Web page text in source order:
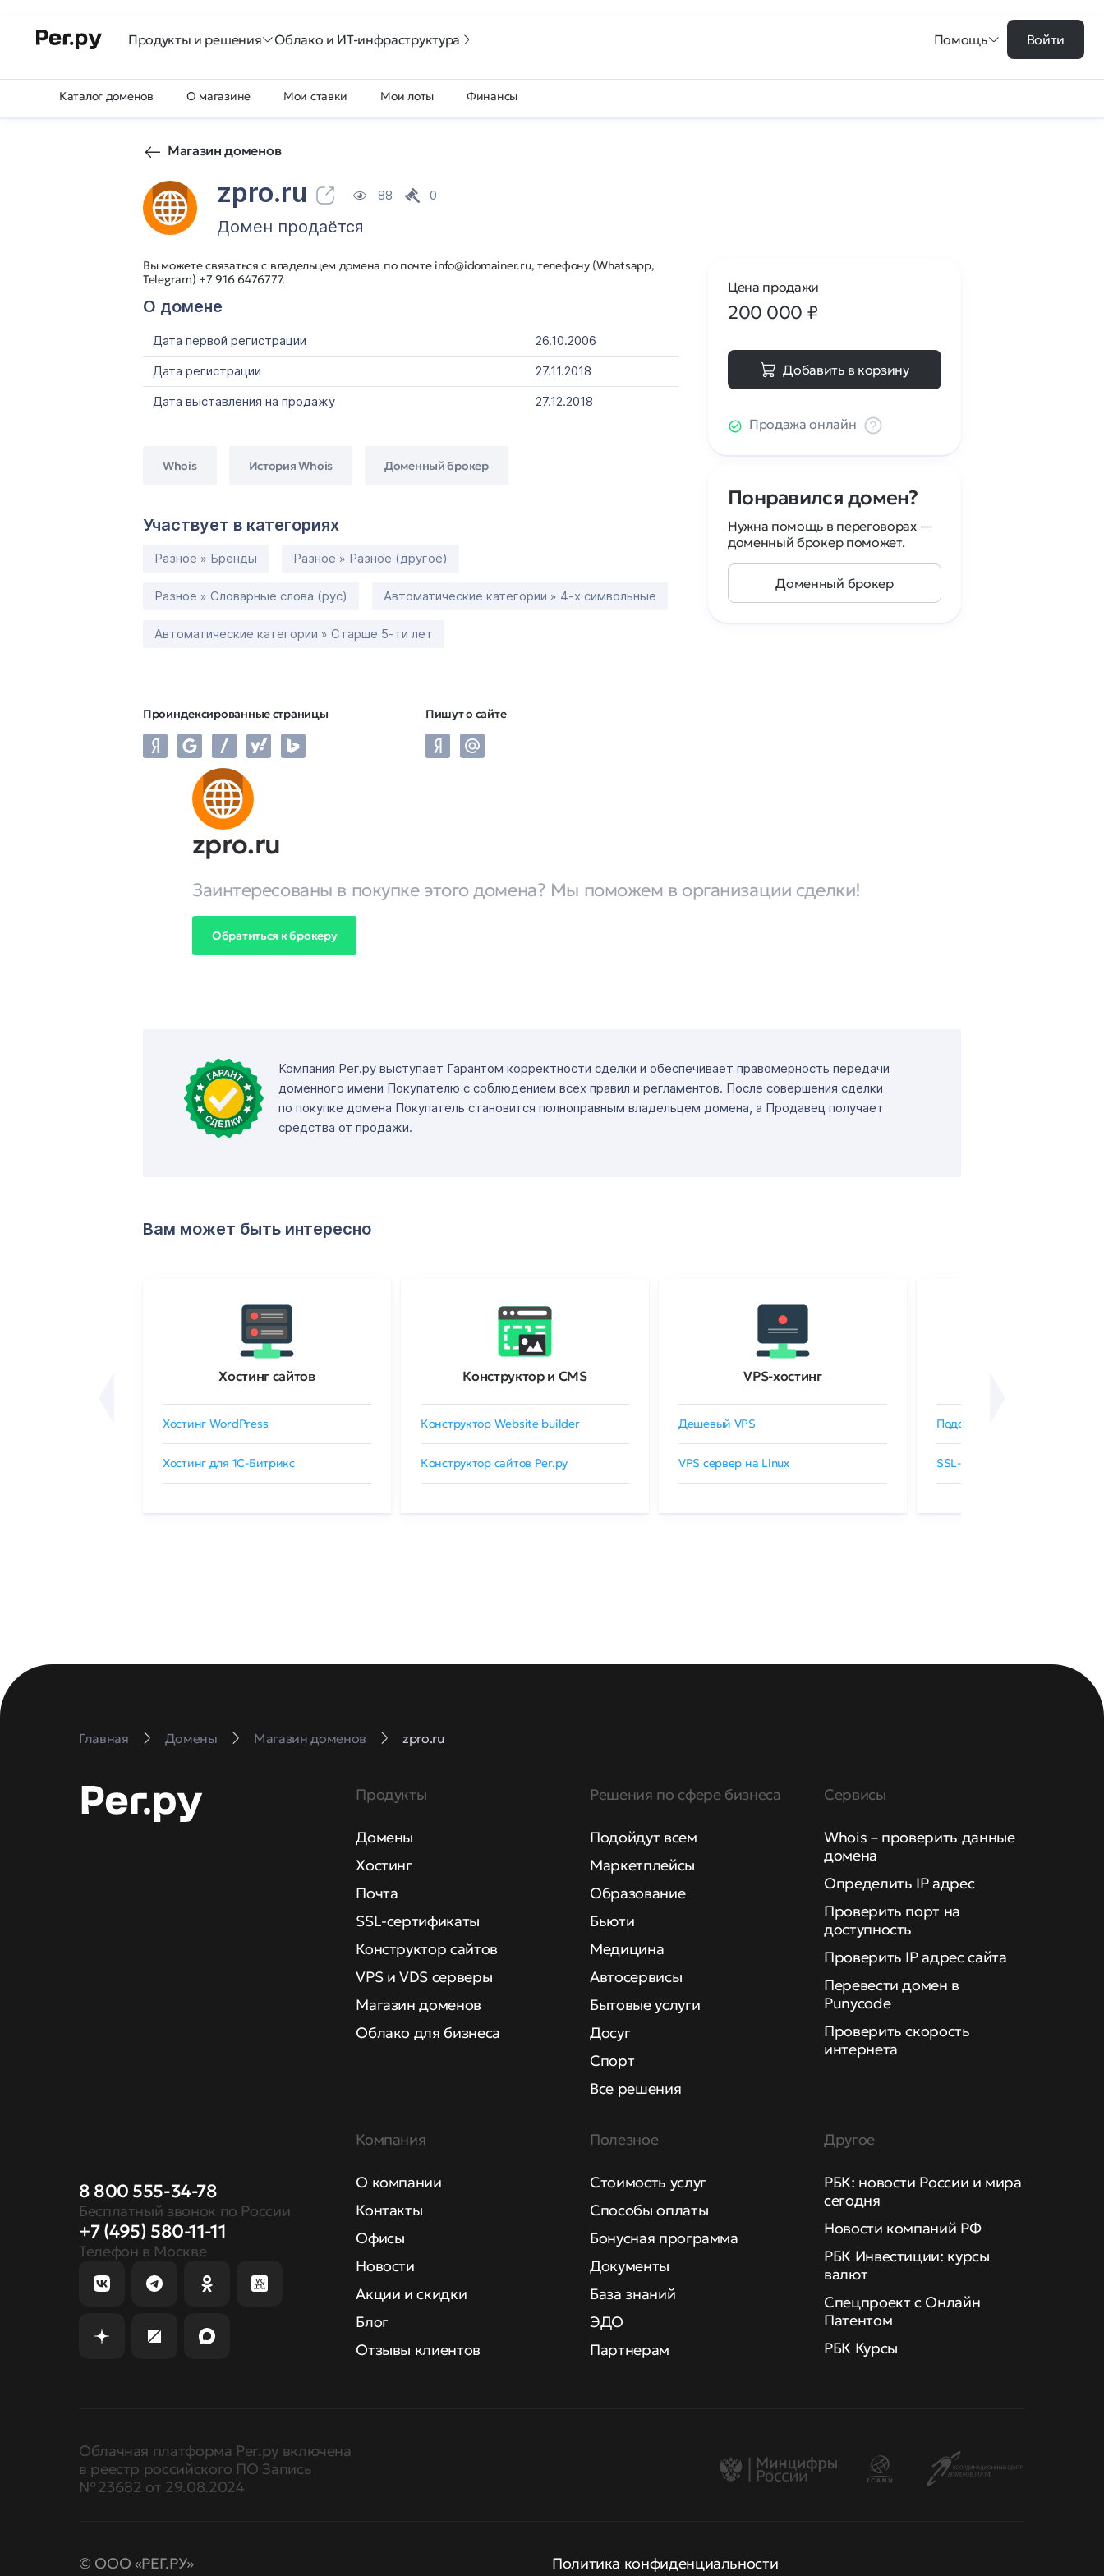
Продукты и решения Облако и ИТ-инфраструктура Помощь Войти
Каталог доменов О магазине Мои ставки Мои лоты Финансы
Магазин доменов
zpro.ru 88 0
Домен продаётся
Вы можете связаться с владельцем домена по почте info@idomainer.ru, телефону (Whatsapp,
Telegram) +7 916 6476777.
О домене
Дата первой регистрации
26.10.2006
Дата регистрации
27.11.2018
Дата выставления на продажу
27.12.2018
Whois История Whois Доменный брокер
Участвует в категориях
Разное » Бренды Разное » Разное (другое)
Разное » Словарные слова (рус) Автоматические категории » 4-х символьные
Автоматические категории » Старше 5-ти лет
Проиндексированные страницы Пишут о сайте
Цена продажи
200 000 ₽
Добавить в корзину
Продажа онлайн
Понравился домен?
Нужна помощь в переговорах —
доменный брокер поможет.
Доменный брокер
zpro.ru
Заинтересованы в покупке этого домена? Мы поможем в организации сделки!
Обратиться к брокеру
Компания Рег.ру выступает Гарантом корректности сделки и обеспечивает правомерность передачи
доменного имени Покупателю с соблюдением всех правил и регламентов. После совершения сделки
по покупке домена Покупатель становится полноправным владельцем домена, а Продавец получает
средства от продажи.
Вам может быть интересно
Хостинг сайтов
Хостинг WordPress
Хостинг для 1C-Битрикс
Конструктор и CMS
Конструктор Website builder
Конструктор сайтов Рег.ру
VPS-хостинг
Дешевый VPS
VPS сервер на Linux
Подобрать SSL-сертификат
SSL-сертификаты GlobalSign
Главная Домены Магазин доменов zpro.ru
8 800 555-34-78
Бесплатный звонок по России
+7 (495) 580-11-11
Телефон в Москве
Продукты
Домены
Хостинг
Почта
SSL-сертификаты
Конструктор сайтов
VPS и VDS серверы
Магазин доменов
Облако для бизнеса
Решения по сфере бизнеса
Подойдут всем
Маркетплейсы
Образование
Бьюти
Медицина
Автосервисы
Бытовые услуги
Досуг
Спорт
Все решения
Сервисы
Whois – проверить данные
домена
Определить IP адрес
Проверить порт на
доступность
Проверить IP адрес сайта
Перевести домен в
Punycode
Проверить скорость
интернета
Компания
О компании
Контакты
Офисы
Новости
Акции и скидки
Блог
Отзывы клиентов
Полезное
Стоимость услуг
Способы оплаты
Бонусная программа
Документы
База знаний
ЭДО
Партнерам
Другое
РБК: новости России и мира
сегодня
Новости компаний РФ
РБК Инвестиции: курсы
валют
Спецпроект с Онлайн
Патентом
РБК Курсы
Облачная платформа Рег.ру включена
в реестр российского ПО Запись
№ 23682 от 29.08.2024
© ООО «РЕГ.РУ»
Политика конфиденциальности